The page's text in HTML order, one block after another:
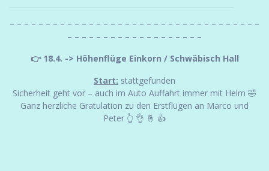
– – – – – – – – – – – – – – – – – – – – – – – – – – – – – – – – – – –
– – – – – – – – – – – – – – – – – – –
👉 18.4. -> Höhenflüge Einkorn / Schwäbisch Hall
Start: stattgefunden
Sicherheit geht vor – auch im Auto Auffahrt immer mit Helm 🤣
Ganz herzliche Gratulation zu den Erstflügen an Marco und
Peter 👆 👌 🤞 👍